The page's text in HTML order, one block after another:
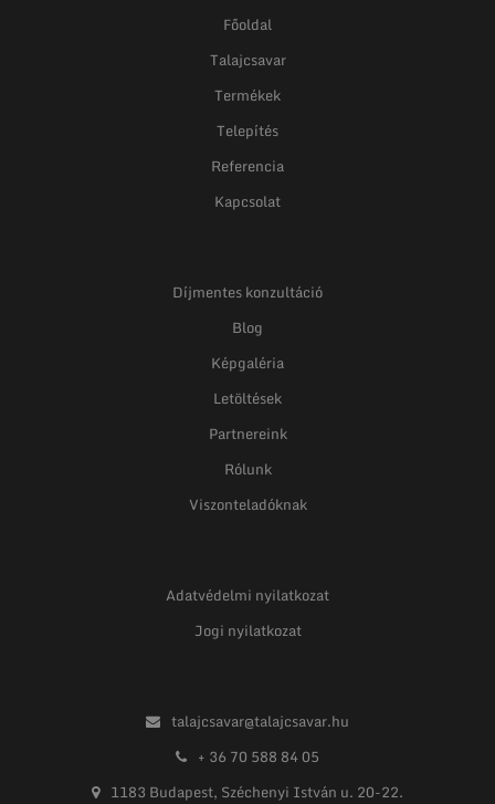
Főoldal
Talajcsavar
Termékek
Telepítés
Referencia
Kapcsolat
Díjmentes konzultáció
Blog
Képgaléria
Letöltések
Partnereink
Rólunk
Viszonteladóknak
Adatvédelmi nyilatkozat
Jogi nyilatkozat
talajcsavar@talajcsavar.hu
+ 36 70 588 84 05
1183 Budapest, Széchenyi István u. 20-22.